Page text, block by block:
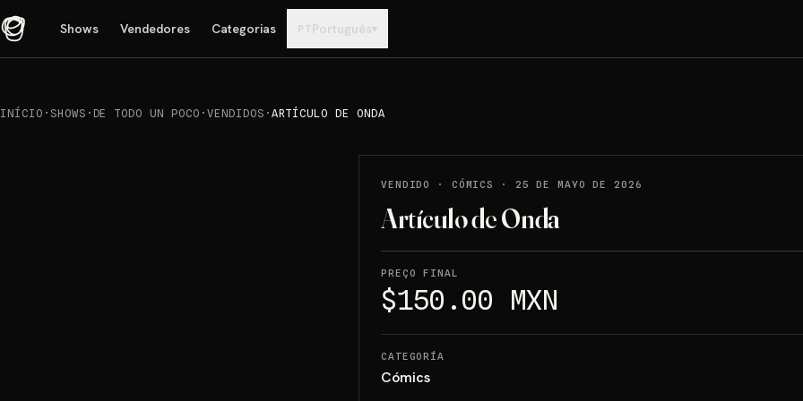
Shows Vendedores Categorias PTPortuguês▾
INÍCIO · SHOWS · DE TODO UN POCO · VENDIDOS · ARTÍCULO DE ONDA
VENDIDO · CÓMICS · 25 DE MAYO DE 2026
Artículo de Onda
PREÇO FINAL
$150.00 MXN
CATEGORÍA
Cómics